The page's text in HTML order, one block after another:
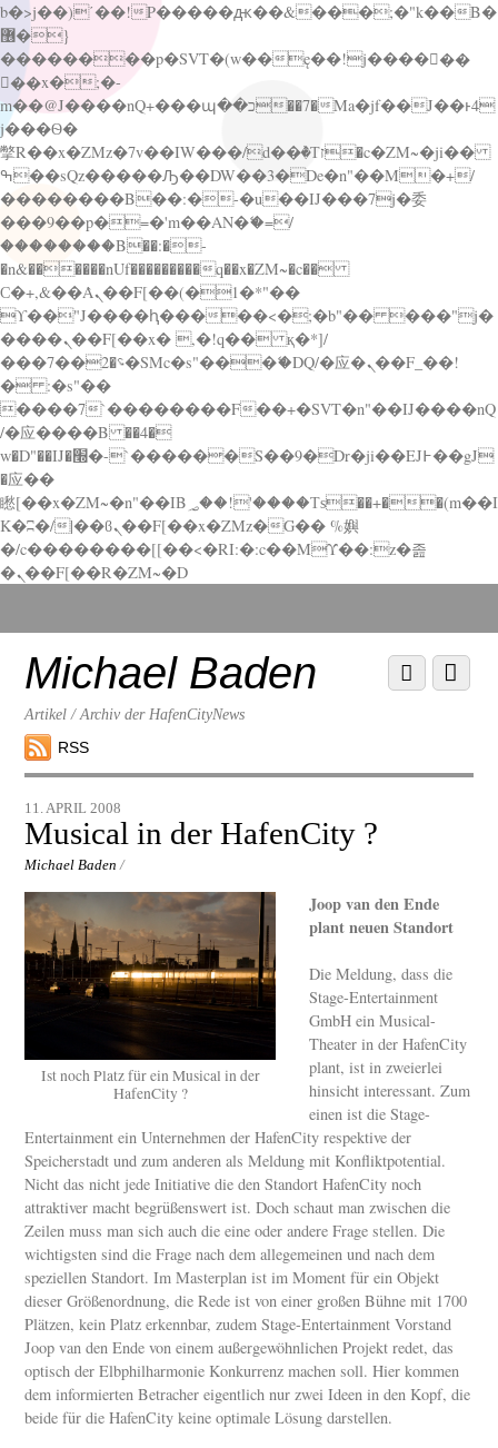
b�>j��)΄��!P�����ԫ��&���;�"k��B�
޶�}
��������p�SVT�(w��ę��!j������
��x�;�-
m��@J����nQ+���պ��כ��7�Ma�jf��J��ͱ4
j���Ѳ�
撆R��x�ZMz�7v��IW���/d��ٞ�Тז�c�ZM~�ji��
ߒ��sQz�����Ԡ��DW��3�De�n"��M�+/
��������B��:�-�u��IJ���7j�委
���9��p�=�'m��AN�ޭ�=/
��������B��:�-
�n&������nUf���������q��x�ZM~�c��
Ϲ�+,&��Ὰܢ��F[��(�1�*"��
ϒ��"J����ԧ�����<�;�b"�� ���"j�
����ܢ��F[��x� ,�!q�� қ�*]/
���؝�2��7�SMc�s"���ޭ�DQ/�应�ܢ��F_��!
� :�s"��
����7`��������F��+�SVT�n"��IJ����nQ
/�应����B ��4�
w�D"��IJ�׭�-`������S��9�Dr�ji��EJ߅��gJ
�应��
矁[��x�ZM~�n"��IB؃��!'����Тѕ��+��(m��I
K�ʭ�/|��ϐܢ��F[��x�ZMz�G�� %嬩
�/c��������[[��<�RI:�:c��MΎ��:z�졾
�ܢ��F[��R�ZM~�D
down
contentMichael Baden
Artikel / Archiv der HafenCityNews
RSS
Menu
Scroll
down
11. APRIL 2008
Musical in der HafenCity ?
Michael Baden /
Ist noch Platz für ein Musical in der
HafenCity ?
Joop van den Ende
plant neuen Standort
Die Meldung, dass die
Stage-Entertainment
GmbH ein Musical-
Theater in der HafenCity
plant, ist in zweierlei
hinsicht interessant. Zum
einen ist die Stage-
Entertainment ein Unternehmen der HafenCity respektive der
Speicherstadt und zum anderen als Meldung mit Konfliktpotential.
Nicht das nicht jede Initiative die den Standort HafenCity noch
attraktiver macht begrüßenswert ist. Doch schaut man zwischen die
Zeilen muss man sich auch die eine oder andere Frage stellen. Die
wichtigsten sind die Frage nach dem allegemeinen und nach dem
speziellen Standort. Im Masterplan ist im Moment für ein Objekt
dieser Größenordnung, die Rede ist von einer großen Bühne mit 1700
Plätzen, kein Platz erkennbar, zudem Stage-Entertainment Vorstand
Joop van den Ende von einem außergewöhnlichen Projekt redet, das
optisch der Elbphilharmonie Konkurrenz machen soll. Hier kommen
dem informierten Betracher eigentlich nur zwei Ideen in den Kopf, die
beide für die HafenCity keine optimale Lösung darstellen.